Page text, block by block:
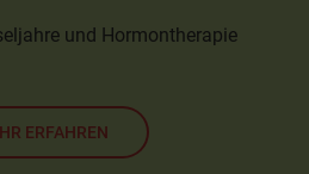
und Hormontherapie
ERFAHREN